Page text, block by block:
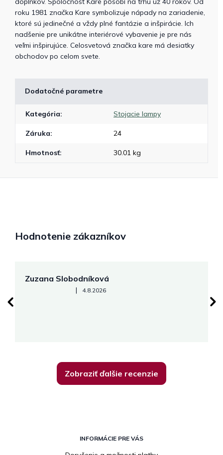
roku 1981 značka Kare symbolizuje nápady na zariadenie,
ktoré sú jedinečné a vždy plné fantázie a inšpirácie. Ich
nadšenie pre unikátne interiérové vybavenie je pre nás
veľmi inšpirujúce. Celosvetová značka kare má desiatky
obchodov po celom svete.
Dodatočné parametre
Kategória: Stojacie lampy
Záruka: 24
Hmotnosť: 30.01 kg
Hodnotenie zákazníkov
Zuzana Slobodníková
Hodnotenie obchodu je 5 z 5 hviezdičiek.
| 4.8.2026
Zobraziť ďalšie recenzie
INFORMÁCIE PRE VÁS